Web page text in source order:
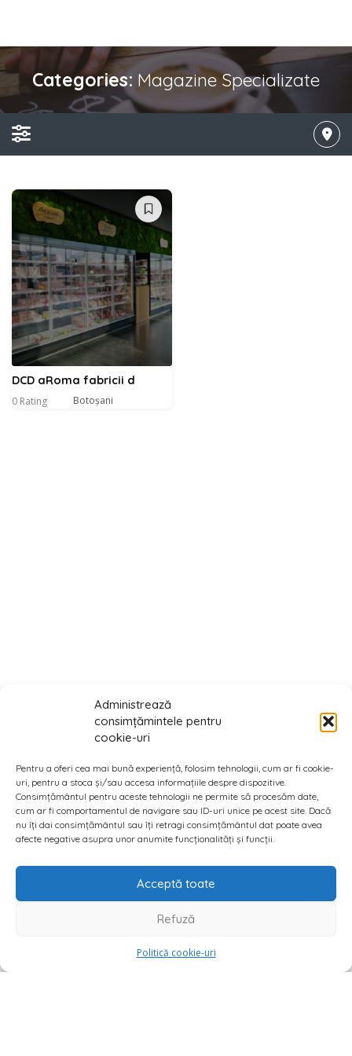
Administrează
consimțămintele pentru
cookie-uri
Pentru a oferi cea mai bună experiență, folosim tehnologii, cum ar fi cookie-
uri, pentru a stoca și/sau accesa informațiile despre dispozitive.
Consimțământul pentru aceste tehnologii ne permite să procesăm date,
cum ar fi comportamentul de navigare sau ID-uri unice pe acest site. Dacă
nu îți dai consimțământul sau îți retragi consimțământul dat poate avea
afecte negative asupra unor anumite funcționalități și funcții.
Acceptă toate
Refuză
Politică cookie-uri
Categories: Magazine Specializate
DCD aRoma fabricii d
0 Rating Botoșani